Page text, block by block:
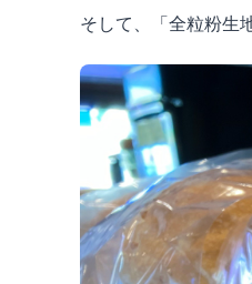
そして、「全粒粉生